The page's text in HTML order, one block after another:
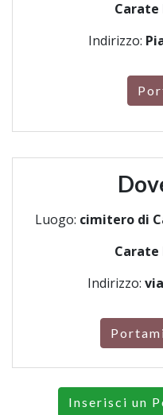
Carate
Indirizzo:
Luogo: cimitero di
Carate
Indirizzo:
Inserisci un